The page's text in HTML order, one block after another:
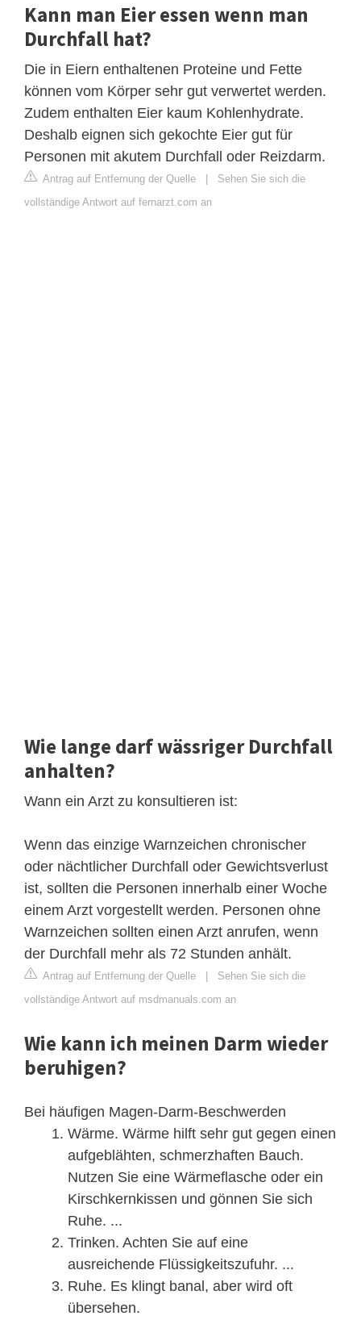
Kann man Eier essen wenn man
Durchfall hat?
Die in Eiern enthaltenen Proteine und Fette
können vom Körper sehr gut verwertet werden.
Zudem enthalten Eier kaum Kohlenhydrate.
Deshalb eignen sich gekochte Eier gut für
Personen mit akutem Durchfall oder Reizdarm.
Antrag auf Entfernung der Quelle | Sehen Sie sich die
vollständige Antwort auf fernarzt.com an
Wie lange darf wässriger Durchfall
anhalten?
Wann ein Arzt zu konsultieren ist:
Wenn das einzige Warnzeichen chronischer
oder nächtlicher Durchfall oder Gewichtsverlust
ist, sollten die Personen innerhalb einer Woche
einem Arzt vorgestellt werden. Personen ohne
Warnzeichen sollten einen Arzt anrufen, wenn
der Durchfall mehr als 72 Stunden anhält.
Antrag auf Entfernung der Quelle | Sehen Sie sich die
vollständige Antwort auf msdmanuals.com an
Wie kann ich meinen Darm wieder
beruhigen?
Bei häufigen Magen-Darm-Beschwerden
Wärme. Wärme hilft sehr gut gegen einen
aufgeblähten, schmerzhaften Bauch.
Nutzen Sie eine Wärmeflasche oder ein
Kirschkernkissen und gönnen Sie sich
Ruhe. ...
Trinken. Achten Sie auf eine
ausreichende Flüssigkeitszufuhr. ...
Ruhe. Es klingt banal, aber wird oft
übersehen.